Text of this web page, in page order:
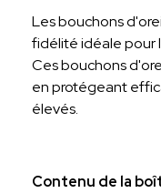
Les bouchons
fidélité idéale pour
Ces bouchons
en protégeant
élevés.
Contenu de la